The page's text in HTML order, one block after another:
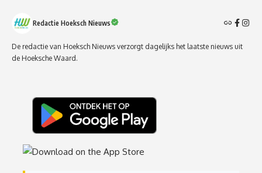
Redactie Hoeksch Nieuws
De redactie van Hoeksch Nieuws verzorgt dagelijks het laatste nieuws uit
de Hoeksche Waard.